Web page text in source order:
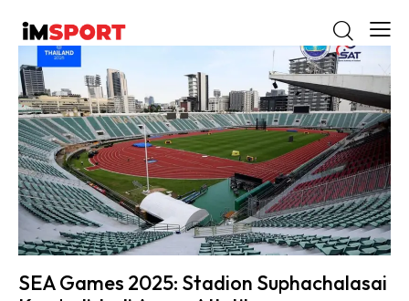
SEA Games 2025: Stadion Suphachalasai